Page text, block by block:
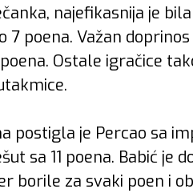
najefikasnija je
7 poena. Važan
Ostale igračice
postigla je Percao sa
sa 11 poena. Babić je
borile za svaki poen i